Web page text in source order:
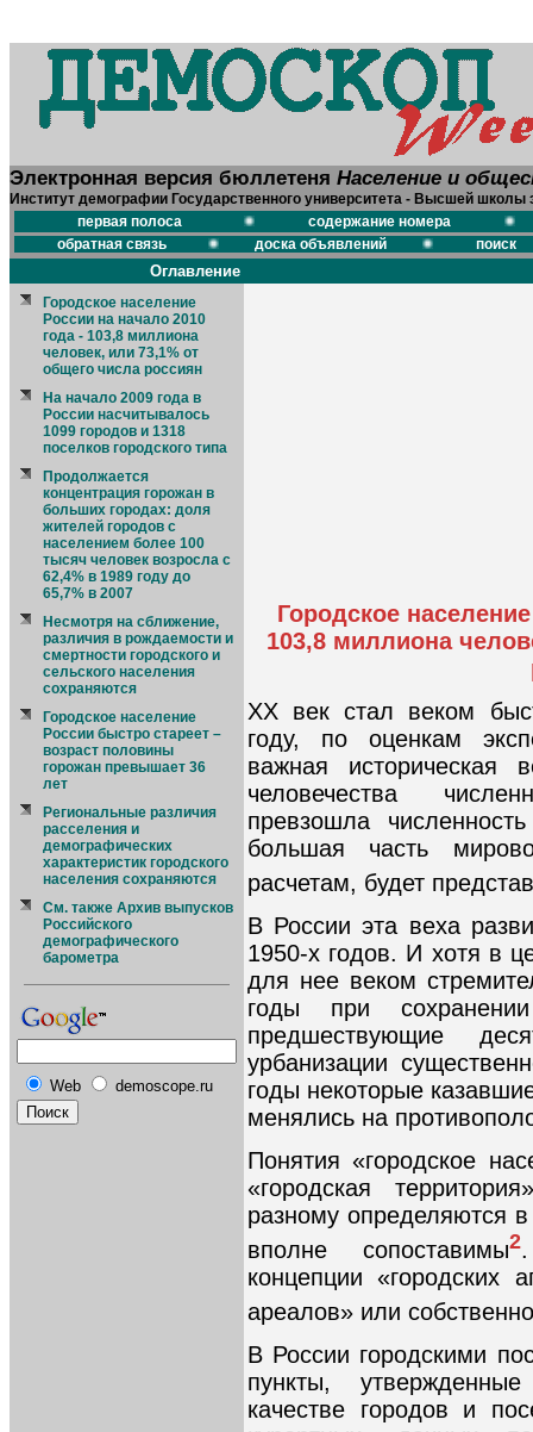
Электронная версия бюллетеня Население и
Институт демографии Государственного университета - Высшей школы
первая полоса
содержание номера
обратная связь
доска объявлений поиск
Оглавление
Городское население
России на начало 2010
года - 103,8 миллиона
человек, или 73,1% от
общего числа россиян
На начало 2009 года в
России насчитывалось
1099 городов и 1318
поселков городского типа
Продолжается
концентрация горожан в
больших городах: доля
жителей городов с
населением более 100
тысяч человек возросла с
62,4% в 1989 году до
65,7% в 2007
Несмотря на сближение,
различия в рождаемости и
смертности городского и
сельского населения
сохраняются
Городское население
России быстро стареет –
возраст половины
горожан превышает 36
лет
Региональные различия
расселения и
демографических
характеристик городского
населения сохраняются
См. также Архив выпусков
Российского
демографического
барометра
Web demoscope.ru
Городское
103,8 миллиона
ХХ век стал веком
году, по оценкам
важная
человечества
превзошла
большая часть
расчетам, будет
В России эта веха
1950-х годов. И хотя в
для нее веком
годы при
предшествующие
урбанизации
годы некоторые
менялись на
Понятия «городское
«городская
разному определяются
вполне сопоставимы2
концепции «городских
ареалов» или
В России городскими
пункты,
качестве городов и